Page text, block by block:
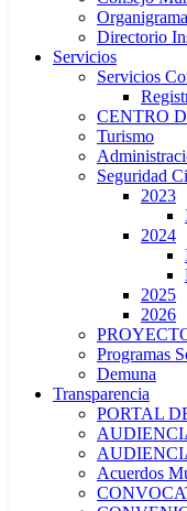
Organigrama
Directorio
Servicios
Servicios
CENTRO
Turismo
Seguridad
2023
2024
2025
2026
Programas
Demuna
Transparencia
PORTAL
Acuerdos